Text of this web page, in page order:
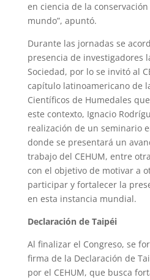
en ciencia de la
mundo”, apuntó.
Durante las jornadas se
presencia de investigadores
Sociedad, por lo se invitó al
capítulo latinoamericano de
Científicos de Humedales
este contexto, Ignacio
realización de un seminario
donde se presentará un
trabajo del CEHUM, entre
con el objetivo de motivar a
participar y fortalecer la
en esta instancia mundial.
Declaración de Taipéi
Al finalizar el Congreso, se
firma de la Declaración de
por el CEHUM, que busca